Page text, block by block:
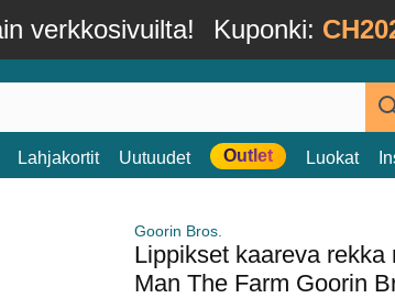
verkkosivuilta! Kuponki:
Lahjakortit Uutuudet Outlet Luokat
Goorin Bros.
Lippikset kaareva
Man The Farm Goorin